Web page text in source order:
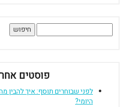
פוסטים
לפני שבוחרים תוסף: איך להבין
היומי?